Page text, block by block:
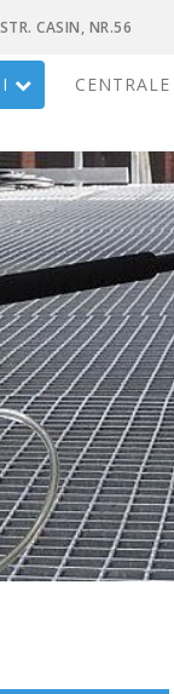
CASIN, NR.56
CENTRALE